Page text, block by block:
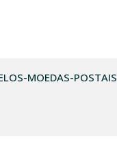
MOEDAS-POSTAIS